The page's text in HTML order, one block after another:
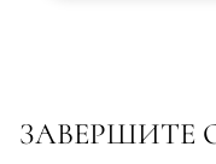
ЗАВЕРШИТЕ